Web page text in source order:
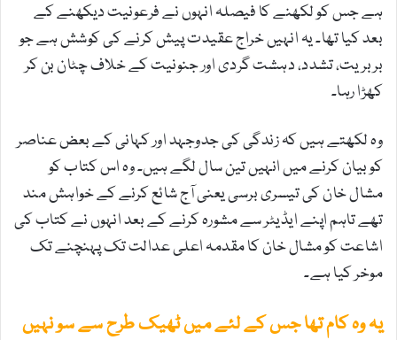
ہے جس کو لکھنے کا فیصلہ انہوں نے فرعونیت دیکھنے کے
بعد کیا تھا۔ یہ انہیں خراج عقیدت پیش کرنے کی کوشش ہے جو
بربریت، تشدد، دہشت گردی اور جنونیت کے خلاف چٹان بن کر
کھڑا رہا۔
وہ لکھتے ہیں کہ زندگی کی جدوجہد اور کہانی کے بعض عناصر
کو بیان کرنے میں انہیں تین سال لگے ہیں۔ وہ اس کتاب کو
مشال خان کی تیسری برسی یعنی آج شائع کرنے کے خواہش مند
تھے تاہم اپنے ایڈیٹر سے مشورہ کرنے کے بعد انہوں نے کتاب کی
اشاعت کو مشال خان کا مقدمہ اعلی عدالت تک پہنچنے تک
موخر کیا ہے۔
یہ وہ کام تھا جس کے لئے میں ٹھیک طرح سے سو نہیں